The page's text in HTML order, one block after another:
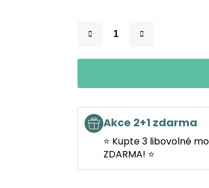
Akce 2+1 zdarma
⭐ Kupte 3 libovolné
ZDARMA! ⭐